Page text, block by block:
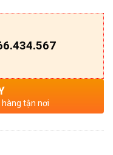
hàng tận nơi